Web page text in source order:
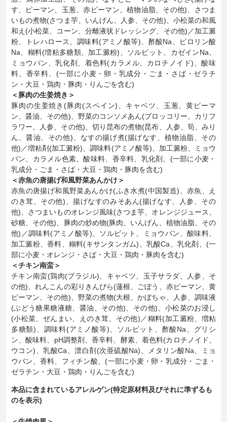
す、ピーマン、玉葱、赤ピーマン、植物油脂、その他)、さつま
いもの煮物(さつま芋、いんげん、人参、その他)、小松菜の和風
和え(小松菜、コーン、分離液状ドレッシング、その他)／加工澱
粉、トレハロース、調味料(アミノ酸等)、酢酸Na、ピロリン酸
Na、糊料(増粘多糖類、加工澱粉)、ソルビット、カゼインNa、
ミョウバン、乳化剤、着色料(カラメル、カロチノイド)、酸味
料、香辛料、(一部に小麦・卵・乳成分・ごま・さば・ゼラチ
ン・大豆・鶏肉・豚肉・りんごを含む)
＜豚肉の生姜焼き＞
豚肉の生姜焼き(豚肉(スペイン)、キャベツ、玉葱、黄ピーマ
ン、醤油、その他)、野菜のコンソメあん(ブロッコリー、カリフ
ラワー、人参、その他)、切り昆布の煮物(昆布、人参、筍、みり
ん、醤油、その他)、なすの揚げ煮(揚げなす、植物油脂、その
他)／増粘剤(加工澱粉)、調味料(アミノ酸等)、加工澱粉、ミョウ
バン、カラメル色素、酸味料、香辛料、乳化剤、(一部に小麦・
乳成分・ごま・さば・大豆・鶏肉・豚肉を含む)
＜赤魚の唐揚げ和風野菜あんかけ＞
赤魚の唐揚げ和風野菜あんかけ(ふき水煮(中国製造)、赤魚、え
のき茸、その他)、揚げなすのみそあん(揚げなす、人参、その
他)、さつまいものオレンジ風味(さつま芋、オレンジジュース、
砂糖、その他)、豚肉の炒め物(豚肉、いんげん、植物油脂、その
他)／調味料(アミノ酸等)、ソルビット、ミョウバン、酸味料、
加工澱粉、香料、糊料(キサンタンガム)、乳酸Ca、乳化剤、(一
部に小麦・オレンジ・さば・大豆・鶏肉・豚肉を含む)
＜チキン南蛮＞
チキン南蛮(鶏肉(ブラジル)、キャベツ、玉子サラダ、人参、そ
の他)、れんこんの彩りきんぴら(蓮根、ごぼう、赤ピーマン、黄
ピーマン、その他)、野菜の煮物(大根、かぼちゃ、人参、調味液
(ぶどう糖果糖液糖、醤油、その他)、その他)、小松菜のお浸し
(小松菜、ぜんまい、えのき茸、その他)／糊料(加工澱粉、増粘
多糖類)、調味料(アミノ酸等)、ソルビット、酢酸Na、グリシ
ン、酸味料、pH調整剤、香辛料、酵素、着色料(カロチノイド、
ウコン)、乳酸Ca、漂白剤(次亜硫酸Na)、メタリン酸Na、ミョ
ウバン、香料、フィチン酸、(一部に小麦・卵・乳成分・ごま・
ゼラチン・大豆・鶏肉・りんごを含む)
本品に含まれているアレルゲン(特定原材料及びそれに準ずるも
のを表示)